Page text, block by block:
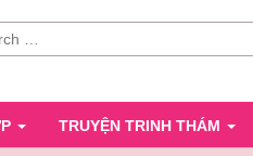
TRUYỆN TRINH THÁM